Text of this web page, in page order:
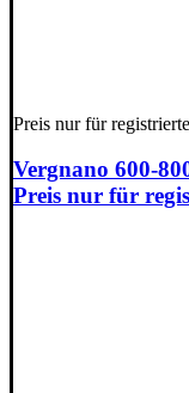
Preis nur für
Vergnano 600-
Preis nur für